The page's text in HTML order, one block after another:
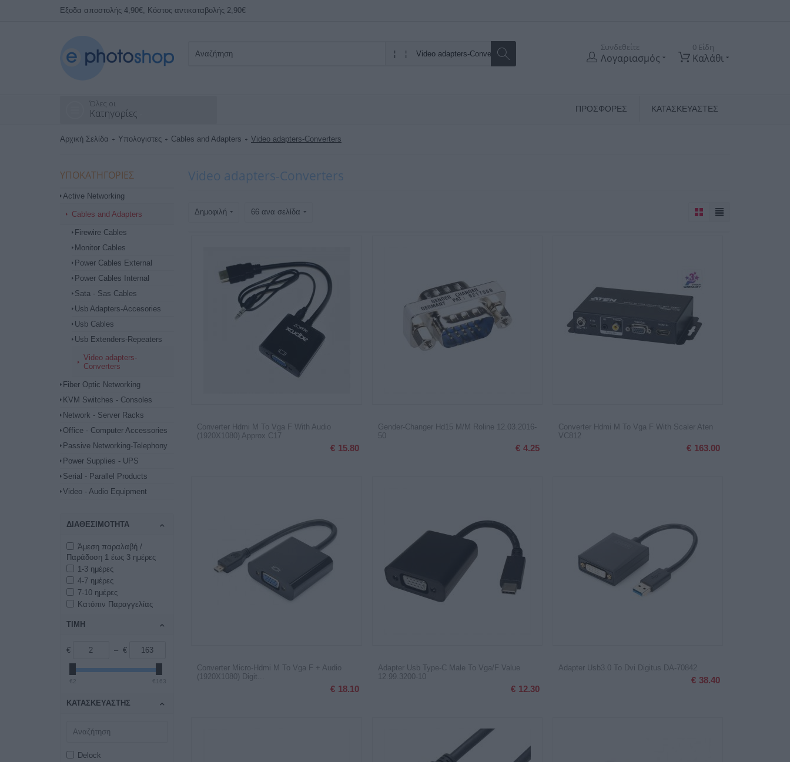
Εξοδα αποστολής 4,90€, Κόστος αντικαταβολής 2,90€
Συνδεθείτε
Λογαριασμός
0 Είδη
Καλάθι
Όλες οι
Κατηγορίες ΠΡΟΣΦΟΡΕΣ ΚΑΤΑΣΚΕΥΑΣΤΈΣ
Αρχική Σελίδα Υπολογιστες Cables and Adapters Video adapters-Converters
ΥΠΟΚΑΤΗΓΟΡΊΕΣ
Active Networking
Cables and Adapters
Firewire Cables
Monitor Cables
Power Cables External
Power Cables Internal
Sata - Sas Cables
Usb Adapters-Accesories
Usb Cables
Usb Extenders-Repeaters
Video adapters-
Converters
Fiber Optic Networking
KVM Switches - Consoles
Network - Server Racks
Office - Computer Accessories
Passive Networking-Telephony
Power Supplies - UPS
Serial - Parallel Products
Video - Audio Equipment
ΔΙΑΘΕΣΙΜΌΤΗΤΑ
Άμεση παραλαβή /
Παράδοση 1 έως 3 ημέρες
1-3 ημέρες
4-7 ημέρες
7-10 ημέρες
Κατόπιν Παραγγελίας
ΤΙΜΗ
€ – €
€2
ΚΑΤΑΣΚΕΥΑΣΤΉΣ
Delock
Video adapters-Converters
Δημοφιλή 66 ανα σελίδα
Converter Hdmi M To Vga F With Audio
(1920X1080) Approx C17
€ 15.80
Gender-Changer Hd15 M/M Roline 12.03.2016-
50
€ 4.25
Converter Hdmi M To Vga F With Scaler Aten
VC812
€ 163.00
Converter Micro-Hdmi M To Vga F + Audio
(1920X1080) Digit...
€ 18.10
Adapter Usb Type-C Male To Vga/F Value
12.99.3200-10
€ 12.30
Adapter Usb3.0 To Dvi Digitus DA-70842
€ 38.40